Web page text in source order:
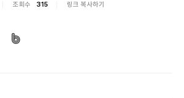
조회수 315 링크 복사하기